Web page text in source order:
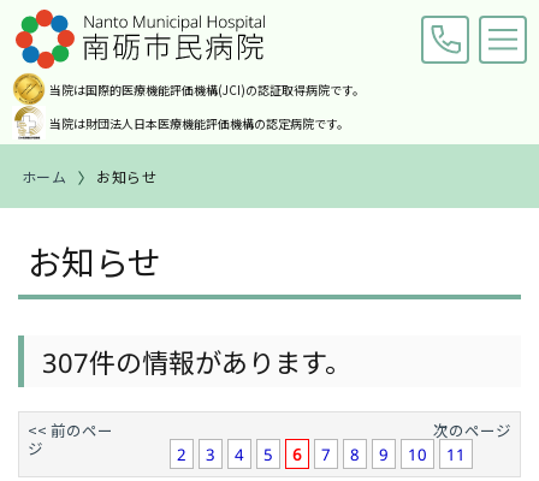
当院は国際的医療機能評価機構(JCI)の認証取得病院です。
当院は財団法人日本医療機能評価機構の認定病院です。
交通アクセス お問い合わせ
ホーム
ホーム お知らせ
お知らせ
307件の情報があります。
<< 前のペー
ジ
次のページ
2
3 4 5 6 7 8 9 10 11